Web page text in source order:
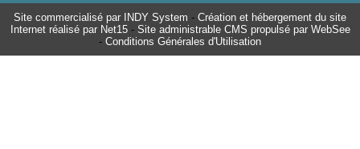
Site commercialisé par INDY System - Création et hébergement du site
Internet réalisé par Net15- Site administrable CMS propulsé par WebSee
- Conditions Générales d'Utilisation